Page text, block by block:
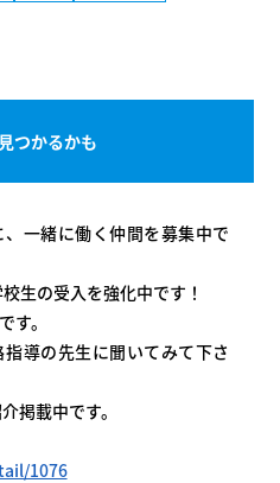
つかるかも
一緒に働く仲間を募集中で
生の受入を強化中です！
す。
導の先生に聞いてみて下さ
掲載中です。
1076